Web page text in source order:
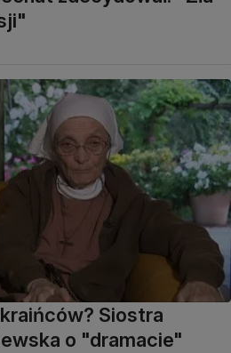
Siostra
o "dramacie"